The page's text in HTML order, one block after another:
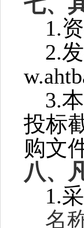
1.
2.
3.
投标
购文
八、
1.
名